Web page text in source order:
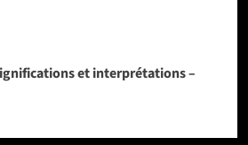
et interprétations –